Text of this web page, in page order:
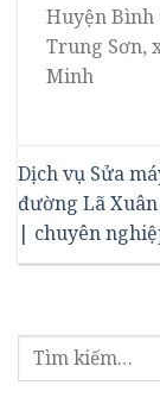
Huyện Bình
Trung Sơn,
Minh
Dịch vụ Sửa
đường Lã
| chuyên